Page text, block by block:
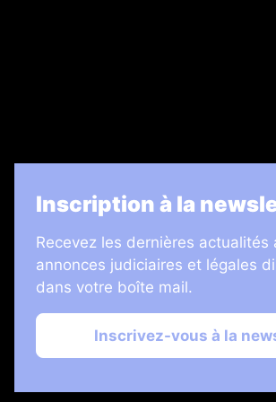
Inscription à la
Recevez les dernières actualités
annonces judiciaires et légales
dans votre boîte mail.
Inscrivez-vous à la